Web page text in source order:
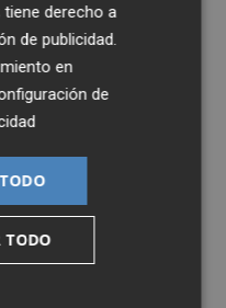
ha
en
semana); en
siete días);
última semana);
los últimos siete
en una semana);
últimos siete
4.108 (22 en la
derecho a
de publicidad
en
de
TODO